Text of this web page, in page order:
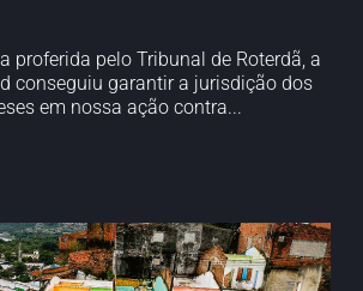
proferida pelo Tribunal de Roterdã, a
conseguiu garantir a jurisdição dos
em nossa ação contra...